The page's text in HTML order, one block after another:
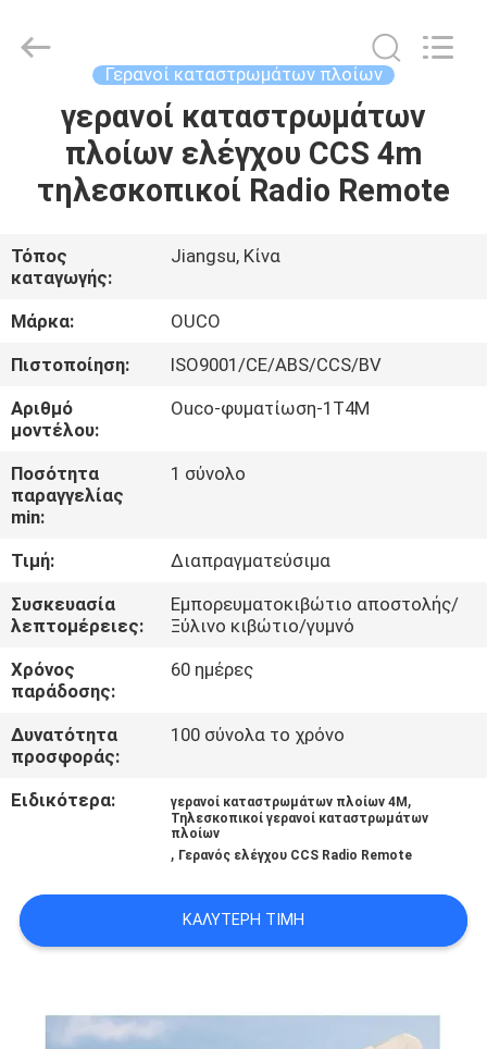
ΣΠΊΤΙ
ΠΡΟΪΌΝΤΑ
ΒΊΝΤΕΟ
ΕΜΦΆΝΙΣΗ
VR
ΣΧΕΤΙΚΆ
ΜΕ
ΕΜΆΣ
ΕΠΙΣΚΈΨΕΙΣ
ΣΤΟ
ΕΡΓΟΣΤΆΣΙΟ
ΈΛΕΓΧΟΣ
ΠΟΙΌΤΗΤΑΣ
ΥΠΟΘΈΣΕΙΣ
GROUP
Γερανοί καταστρωμάτων πλοίων
γερανοί καταστρωμάτων
πλοίων ελέγχου CCS 4m
τηλεσκοπικοί Radio Remote
Τόπος
καταγωγής:
Jiangsu, Κίνα
Μάρκα:
OUCO
Πιστοποίηση:
ISO9001/CE/ABS/CCS/BV
Αριθμό
μοντέλου:
Ouco-φυματίωση-1T4M
Ποσότητα
παραγγελίας
min:
1 σύνολο
Τιμή:
Διαπραγματεύσιμα
Συσκευασία
λεπτομέρειες:
Εμπορευματοκιβώτιο αποστολής/
Ξύλινο κιβώτιο/γυμνό
Χρόνος
παράδοσης:
60 ημέρες
Δυνατότητα
προσφοράς:
100 σύνολα το χρόνο
Ειδικότερα: γερανοί καταστρωμάτων πλοίων 4M ,
Τηλεσκοπικοί γερανοί καταστρωμάτων
πλοίων
, Γερανός ελέγχου CCS Radio Remote
ΚΑΛΎΤΕΡΗ ΤΙΜΉ